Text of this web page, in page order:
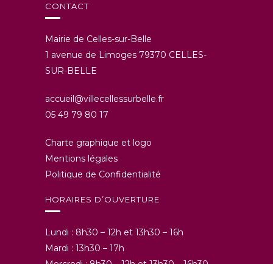
CONTACT
Mairie de Celles-sur-Belle
1 avenue de Limoges 79370 CELLES-
SUR-BELLE
accueil@villecellessurbelle.fr
05 49 79 80 17
Charte graphique et logo
Mentions légales
Politique de Confidentialité
HORAIRES D’OUVERTURE
Lundi : 8h30 – 12h et 13h30 – 16h
Mardi : 13h30 – 17h